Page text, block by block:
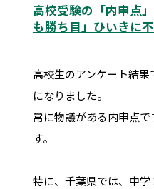
高校受験の「内申点
も勝ち目」ひいきに
高校生のアンケート結
になりました。
常に物議がある内申点
す。
特に、千葉県では、中